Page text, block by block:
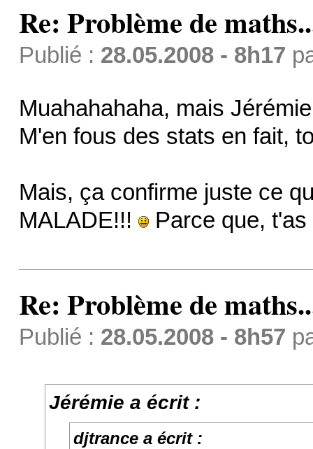
Re: Problème de
Publié : 28.05.2008 - 8h17
Muahahahaha, mais
M'en fous des stats en fait,
Mais, ça confirme juste ce
MALADE!!!
Parce que, t'as
Re: Problème de
Publié : 28.05.2008 - 8h57
Jérémie a écrit :
djtrance a écrit :